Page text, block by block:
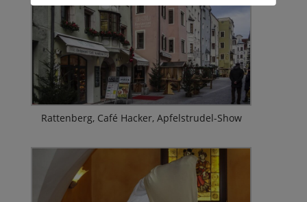
Rattenberg, Café Hacker, Apfelstrudel-Show